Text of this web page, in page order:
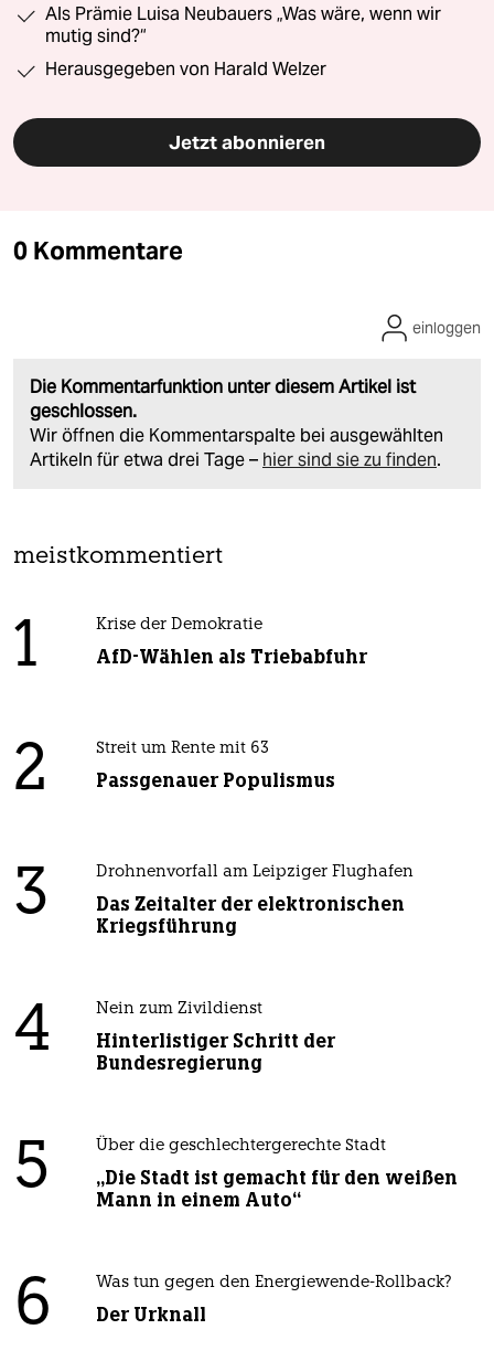
Als Prämie Luisa Neubauers „Was wäre, wenn wir
mutig sind?“
Herausgegeben von Harald Welzer
Jetzt abonnieren
0 Kommentare
Die Kommentarfunktion unter diesem Artikel ist
geschlossen.
Wir öffnen die Kommentarspalte bei ausgewählten
Artikeln für etwa drei Tage – hier sind sie zu finden.
einloggen
meistkommentiert
1 Krise der Demokratie
AfD-Wählen als Triebabfuhr
2 Streit um Rente mit 63
Passgenauer Populismus
3 Drohnenvorfall am Leipziger Flughafen
Das Zeitalter der elektronischen
Kriegsführung
4 Nein zum Zivildienst
Hinterlistiger Schritt der
Bundesregierung
5 Über die geschlechtergerechte Stadt
„Die Stadt ist gemacht für den weißen
Mann in einem Auto“
6 Was tun gegen den Energiewende-Rollback?
Der Urknall